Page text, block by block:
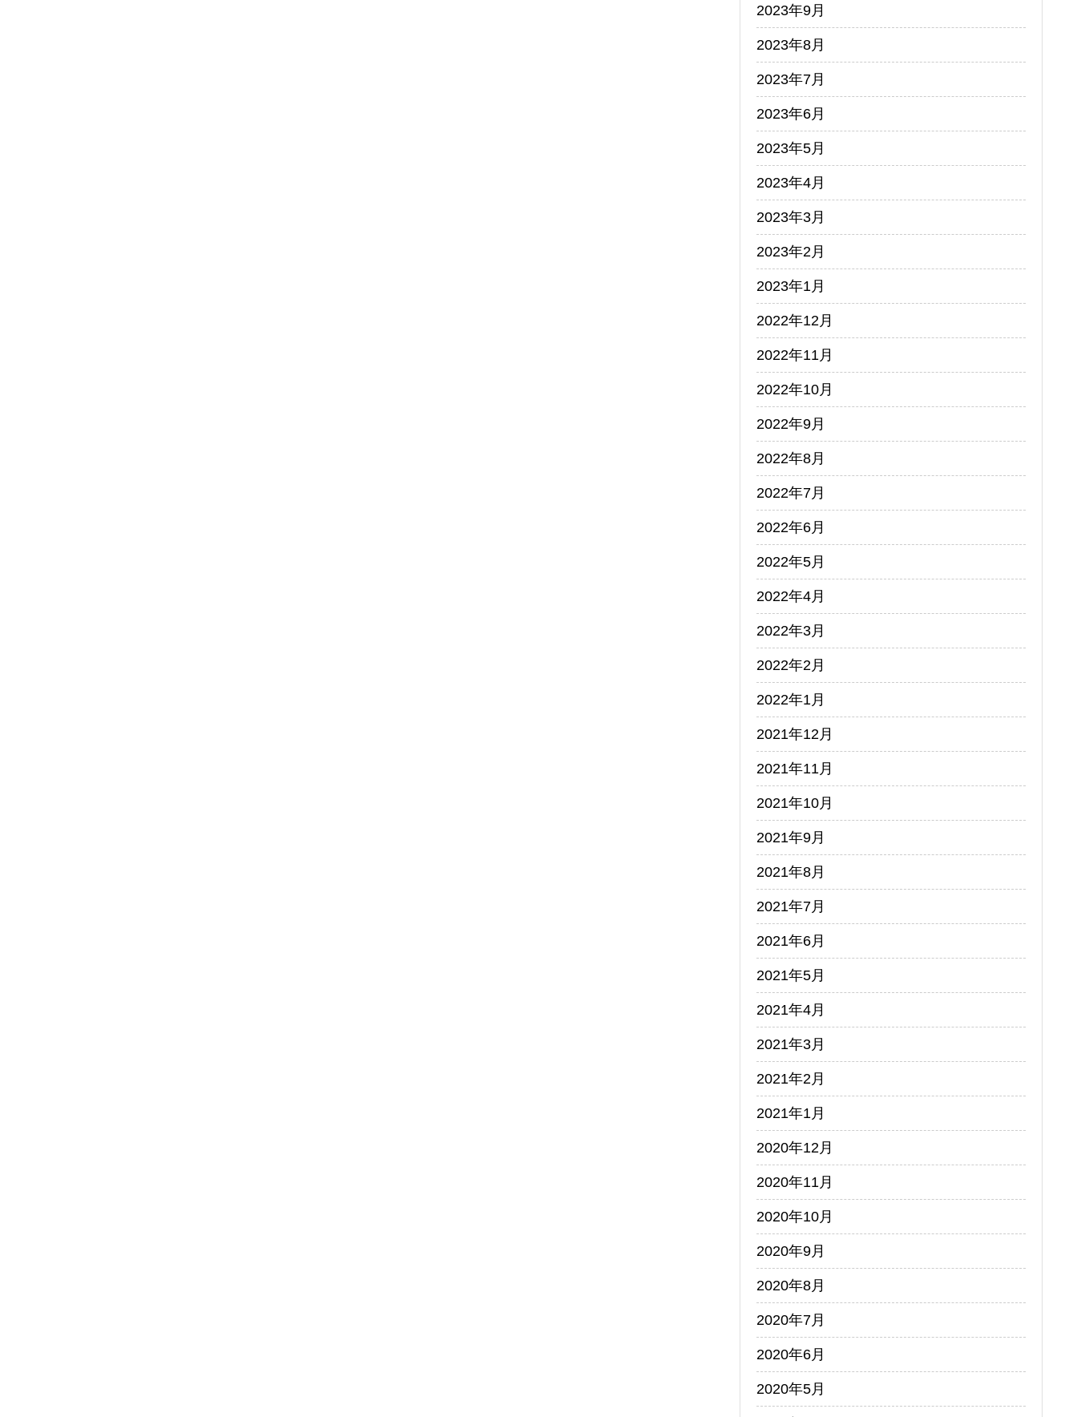
2023年9月
2023年8月
2023年7月
2023年6月
2023年5月
2023年4月
2023年3月
2023年2月
2023年1月
2022年12月
2022年11月
2022年10月
2022年9月
2022年8月
2022年7月
2022年6月
2022年5月
2022年4月
2022年3月
2022年2月
2022年1月
2021年12月
2021年11月
2021年10月
2021年9月
2021年8月
2021年7月
2021年6月
2021年5月
2021年4月
2021年3月
2021年2月
2021年1月
2020年12月
2020年11月
2020年10月
2020年9月
2020年8月
2020年7月
2020年6月
2020年5月